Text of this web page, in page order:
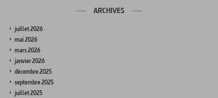
ARCHIVES
juillet 2026
mai 2026
mars 2026
janvier 2026
décembre 2025
septembre 2025
juillet 2025